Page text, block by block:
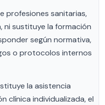
profesiones sanitarias,
ni sustituye la formación
según normativa,
o protocolos internos
la asistencia
clínica individualizada, el